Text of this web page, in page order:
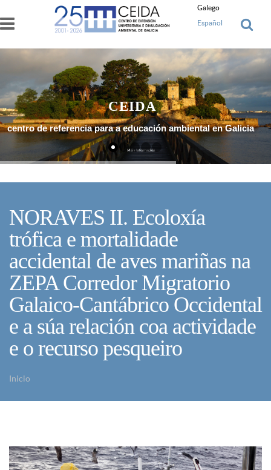
Ir o contido principal
Galego
Español
centro de referencia para a educación ambiental en Galicia
Máis Información
CEIDA
NORAVES II. Ecoloxía
trófica e mortalidade
accidental de aves mariñas na
ZEPA Corredor Migratorio
Galaico-Cantábrico Occidental
e a súa relación coa actividade
e o recurso pesqueiro
Inicio